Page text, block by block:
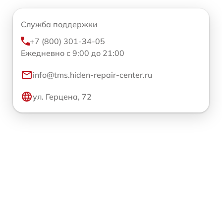
Служба поддержки
+7 (800) 301-34-05
Ежедневно с 9:00 до 21:00
info@tms.hiden-repair-center.ru
ул. Герцена, 72